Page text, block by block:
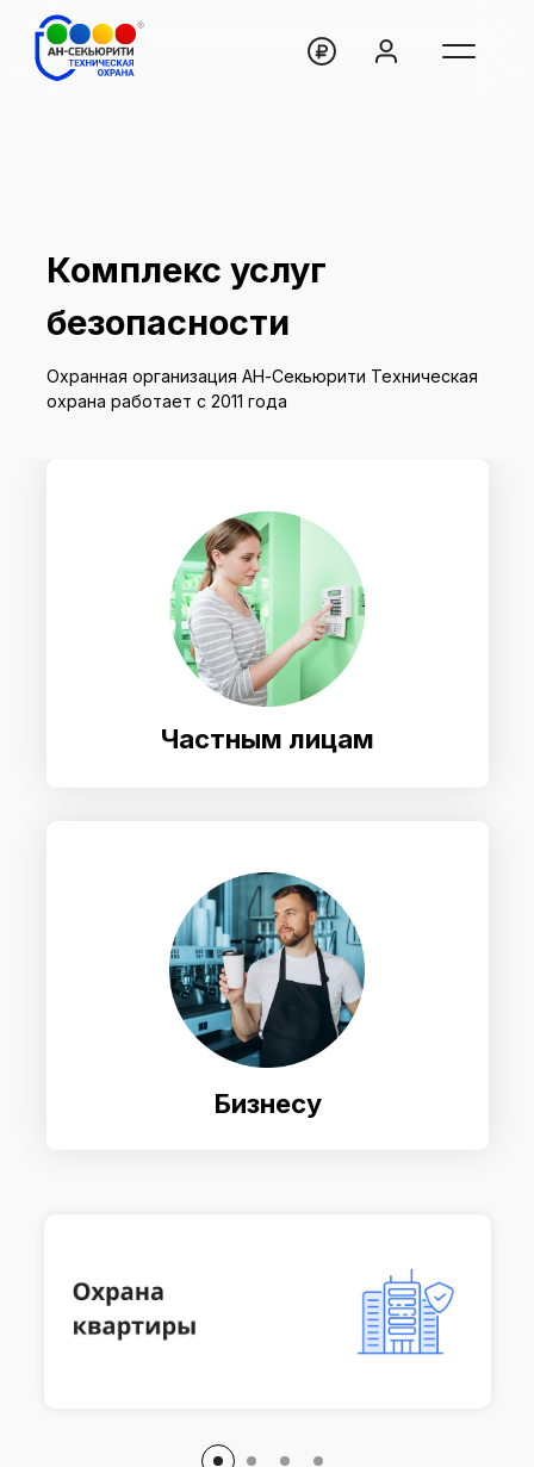
Комплекс услуг
безопасности
Охранная организация АН-Секьюрити Техническая
охрана работает с 2011 года
Частным лицам
Бизнесу